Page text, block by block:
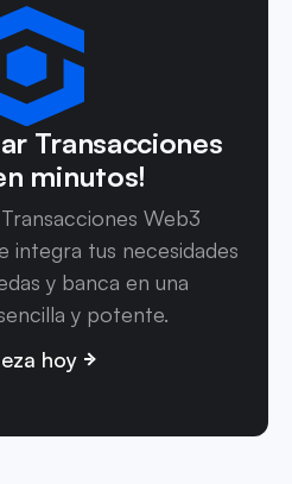
Transacciones
minutos!
Web3
integra tus necesidades
y banca en una
y potente.
hoy